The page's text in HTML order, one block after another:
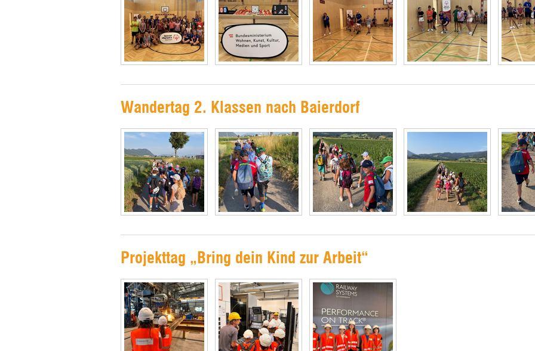
Wandertag 2. Klassen nach Baierdorf
Projekttag „Bring dein Kind zur Arbeit“